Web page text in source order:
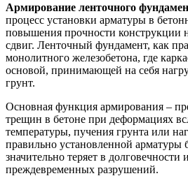
Армирование ленточного
процесс установки арматуры в
повышения прочности конструкции
сдвиг. Ленточный фундамент, как
монолитного железобетона, где
основой, принимающей на себя
грунт.
Основная функция армирования –
трещин в бетоне при деформациях
температуры, пучения грунта или
правильно установленной
значительно теряет в
преждевременных разрушений.